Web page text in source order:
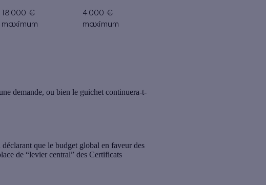
18 000 €
maximum
4 000 €
maximum
demande, ou bien le guichet continuera-t-
déclarant que le budget global en faveur des
de “levier central” des Certificats